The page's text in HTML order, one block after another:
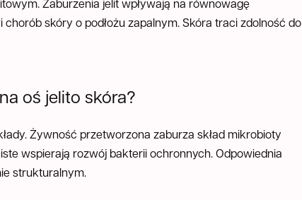
Zaburzenia jelit wpływają na równowagę
skóry o podłożu zapalnym. Skóra traci zdolność do
oś jelito skóra?
Żywność przetworzona zaburza skład mikrobioty
wspierają rozwój bakterii ochronnych. Odpowiednia
strukturalnym.